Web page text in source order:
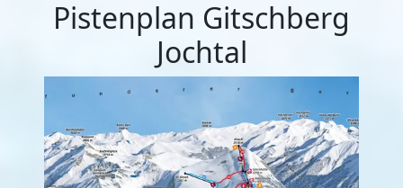
Pistenplan Gitschberg
Jochtal